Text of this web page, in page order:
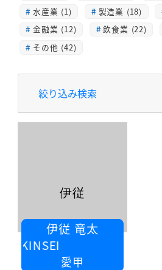
水産業 (1)
製造業 (18)
金融業 (12)
飲食業 (22)
その他 (42)
絞り込み検索
伊従 竜太
KINSEI
愛甲
伊従